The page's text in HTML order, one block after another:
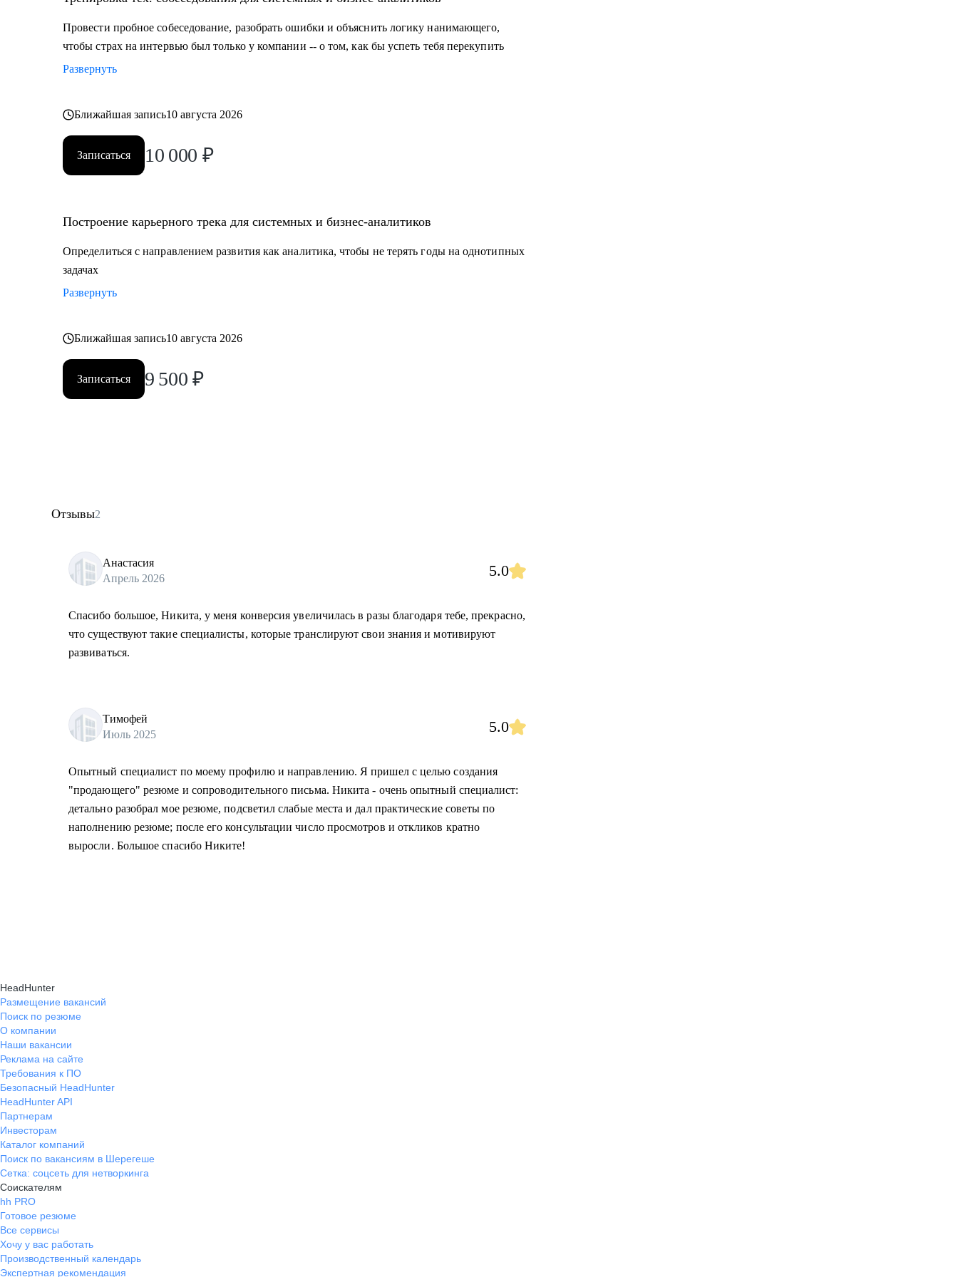
"системная аналитика", чтобы никто никогда не мог придраться к терминам
• И с любыми другими вопросами в сферах системного и бизнес-анализа
• Специалистам от Junior до Lead уровня:
• Продактам, проджектам и разработчикам
• Желающим перейти в ИТ
Провести пробное собеседование, разобрать ошибки и объяснить логику нанимающего,
чтобы страх на интервью был только у компании -- о том, как бы успеть тебя перекупить
Развернуть
Ближайшая запись10 августа 2026
Записаться 10 000 ₽
Построение карьерного трека для системных и бизнес-аналитиков
Определиться с направлением развития как аналитика, чтобы не терять годы на однотипных
задачах
Развернуть
Ближайшая запись10 августа 2026
Записаться 9 500 ₽
Отзывы2
Анастасия
Апрель 2026
5.0
Спасибо большое, Никита, у меня конверсия увеличилась в разы благодаря тебе, прекрасно,
что существуют такие специалисты, которые транслируют свои знания и мотивируют
развиваться.
Тимофей
Июль 2025
5.0
Опытный специалист по моему профилю и направлению. Я пришел с целью создания
"продающего" резюме и сопроводительного письма. Никита - очень опытный специалист:
детально разобрал мое резюме, подсветил слабые места и дал практические советы по
наполнению резюме; после его консультации число просмотров и откликов кратно
выросли. Большое спасибо Никите!
HeadHunter
Размещение вакансий
Поиск по резюме
О компании
Наши вакансии
Реклама на сайте
Требования к ПО
Безопасный HeadHunter
HeadHunter API
Партнерам
Инвесторам
Каталог компаний
Поиск по вакансиям в Шерегеше
Сетка: соцсеть для нетворкинга
Соискателям
hh PRO
Готовое резюме
Все сервисы
Хочу у вас работать
Производственный календарь
Экспертная рекомендация